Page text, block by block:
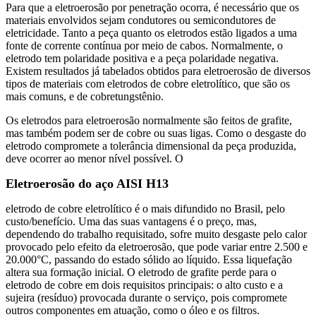
Para que a eletroerosão por penetração ocorra, é necessário que os
materiais envolvidos sejam condutores ou semicondutores de
eletricidade. Tanto a peça quanto os eletrodos estão ligados a uma
fonte de corrente contínua por meio de cabos. Normalmente, o
eletrodo tem polaridade positiva e a peça polaridade negativa.
Existem resultados já tabelados obtidos para eletroerosão de diversos
tipos de materiais com eletrodos de cobre eletrolítico, que são os
mais comuns, e de cobretungstênio.
Os eletrodos para eletroerosão normalmente são feitos de grafite,
mas também podem ser de cobre ou suas ligas. Como o desgaste do
eletrodo compromete a tolerância dimensional da peça produzida,
deve ocorrer ao menor nível possível. O
Eletroerosão do aço AISI H13
eletrodo de cobre eletrolítico é o mais difundido no Brasil, pelo
custo/benefício. Uma das suas vantagens é o preço, mas,
dependendo do trabalho requisitado, sofre muito desgaste pelo calor
provocado pelo efeito da eletroerosão, que pode variar entre 2.500 e
20.000°C, passando do estado sólido ao líquido. Essa liquefação
altera sua formação inicial. O eletrodo de grafite perde para o
eletrodo de cobre em dois requisitos principais: o alto custo e a
sujeira (resíduo) provocada durante o serviço, pois compromete
outros componentes em atuação, como o óleo e os filtros.